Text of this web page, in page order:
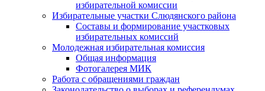
избирательной комиссии
Избирательные участки Слюдянского района
Составы и формирование участковых
избирательных комиссий
Молодежная избирательная комиссия
Общая информация
Фотогалерея МИК
Работа с обращениями граждан